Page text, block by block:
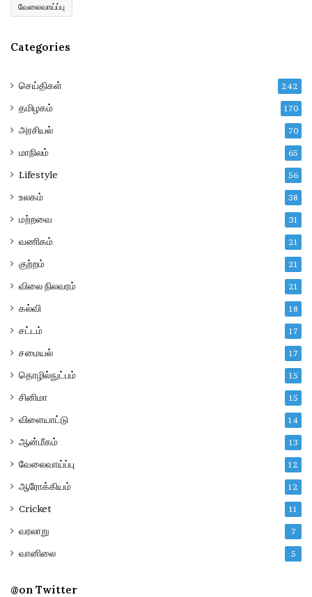
வேலைவாய்ப்பு
Categories
செய்திகள் 242
தமிழகம் 170
அரசியல் 70
மாநிலம் 65
Lifestyle 56
உலகம் 38
மற்றவை 31
வணிகம் 21
குற்றம் 21
விலை நிலவரம் 21
கல்வி 18
சட்டம் 17
சமையல் 17
தொழில்நுட்பம் 15
சினிமா 15
விளையாட்டு 14
ஆன்மீகம் 13
வேலைவாய்ப்பு 12
ஆரோக்கியம் 12
Cricket 11
வரலாறு 7
வானிலை 5
@on Twitter